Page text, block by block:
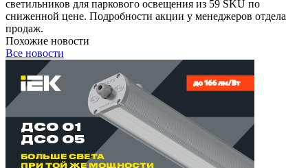
светильников для паркового освещения из 59 SKU по
сниженной цене. Подробности акции у менеджеров отдела
продаж.
Похожие новости
Все новости